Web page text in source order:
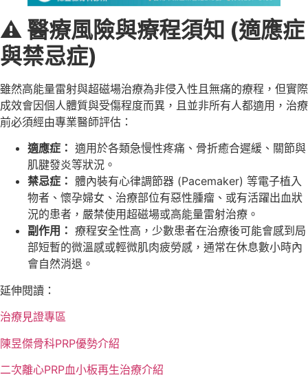
⚠️ 醫療風險與療程須知 (適應症
與禁忌症)
雖然高能量雷射與超磁場治療為非侵入性且無痛的療程，但實際
成效會因個人體質與受傷程度而異，且並非所有人都適用，治療
前必須經由專業醫師評估：
適應症： 適用於各類急慢性疼痛、骨折癒合遲緩、關節與
肌腱發炎等狀況。
禁忌症： 體內裝有心律調節器 (Pacemaker) 等電子植入
物者、懷孕婦女、治療部位有惡性腫瘤、或有活躍出血狀
況的患者，嚴禁使用超磁場或高能量雷射治療。
副作用： 療程安全性高，少數患者在治療後可能會感到局
部短暫的微溫感或輕微肌肉疲勞感，通常在休息數小時內
會自然消退。
延伸閱讀：
治療見證專區
陳昱傑骨科PRP優勢介紹
二次離心PRP血小板再生治療介紹